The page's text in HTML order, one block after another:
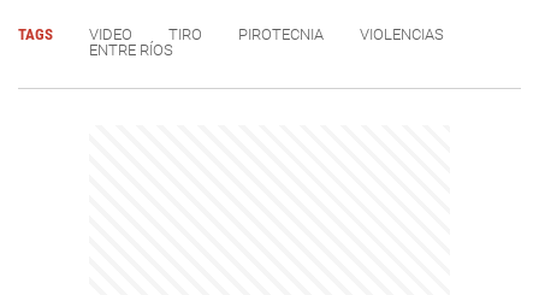
TAGS VIDEO TIRO PIROTECNIA
VIOLENCIAS
ENTRE RÍOS